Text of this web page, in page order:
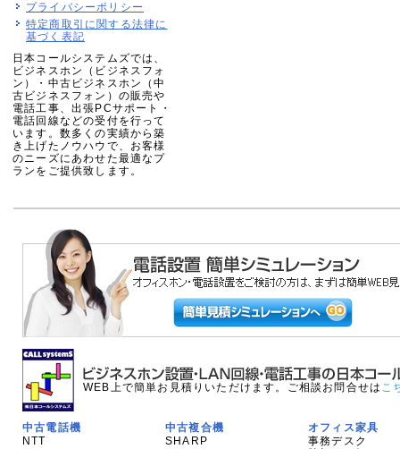
プライバシーポリシー
特定商取引に関する法律に
基づく表記
日本コールシステムズでは、
ビジネスホン（ビジネスフォ
ン）・中古ビジネスホン（中
古ビジネスフォン）の販売や
電話工事、出張PCサポート・
電話回線などの受付を行って
います。数多くの実績から築
き上げたノウハウで、お客様
のニーズにあわせた最適なプ
ランをご提供致します。
WEB上で簡単お見積りいただけます。ご相談お問合せは こ
中古電話機
NTT
中古複合機
SHARP
オフィス家具
事務デスク